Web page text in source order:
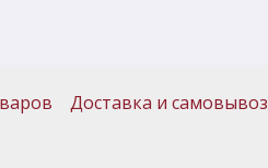
Доставка и самовывоз